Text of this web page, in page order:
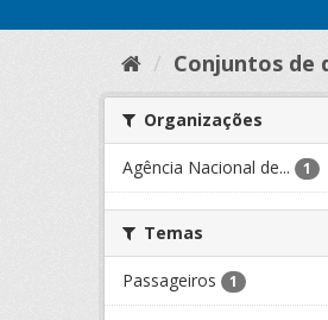
Conjuntos de
Organizações
Agência Nacional de... 1
Temas
Passageiros 1